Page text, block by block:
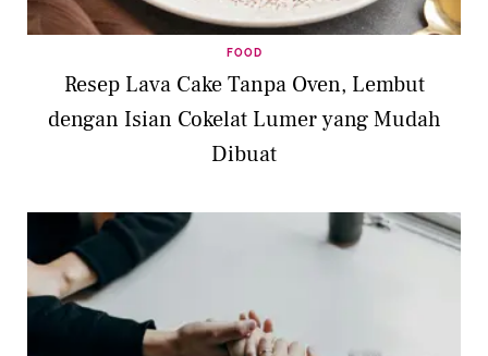
FOOD
Resep Lava Cake Tanpa Oven, Lembut
dengan Isian Cokelat Lumer yang Mudah
Dibuat